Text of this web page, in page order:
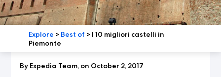
Explore > Best of > I 10 migliori castelli in
Piemonte
By Expedia Team, on October 2, 2017